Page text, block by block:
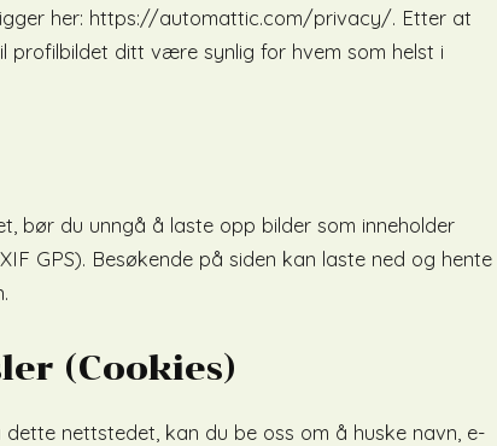
her: https://automattic.com/privacy/. Etter at
profilbildet ditt være synlig for hvem som helst i
bør du unngå å laste opp bilder som inneholder
GPS). Besøkende på siden kan laste ned og hente
(Cookies)
nettstedet, kan du be oss om å huske navn, e-